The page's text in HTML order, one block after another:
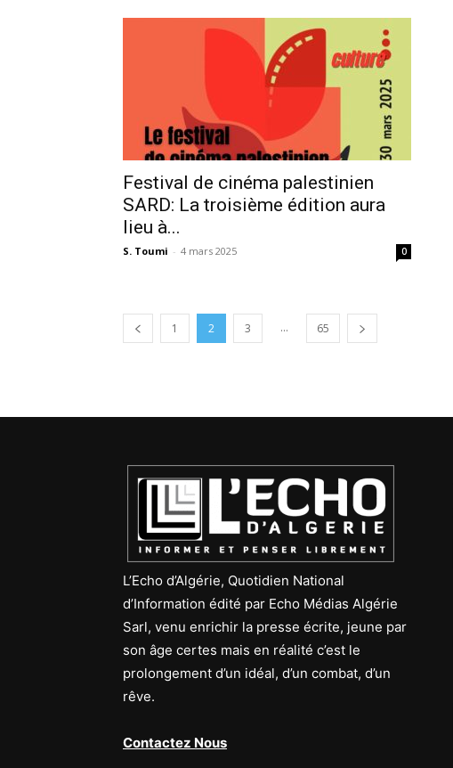
Festival de cinéma palestinien
SARD: La troisième édition aura
lieu à...
S. Toumi - 4 mars 2025 0
1 2 3 ... 65
L’Echo d’Algérie, Quotidien National
d’Information édité par Echo Médias Algérie
Sarl, venu enrichir la presse écrite, jeune par
son âge certes mais en réalité c’est le
prolongement d’un idéal, d’un combat, d’un
rêve.
Contactez Nous